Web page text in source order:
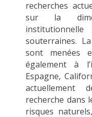
recherches
sur la
souterraines.
sont menées
également à
Espagne,
actuellement
recherche dans
risques